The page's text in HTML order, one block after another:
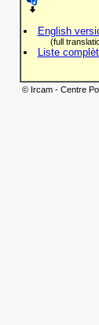
English
(full
Liste
© Ircam - Centre